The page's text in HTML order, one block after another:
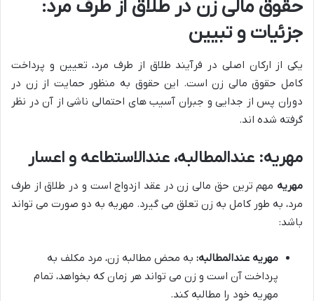
حقوق مالی زن در طلاق از طرف مرد:
جزئیات و تبیین
یکی از ارکان اصلی در فرآیند طلاق از طرف مرد، تعیین و پرداخت
کامل حقوق مالی زن است. این حقوق به منظور حمایت از زن در
دوران پس از جدایی و جبران آسیب های احتمالی ناشی از آن در نظر
گرفته شده اند.
مهریه: عندالمطالبه، عندالاستطاعه و اعسار
مهریه مهم ترین حق مالی زن در عقد ازدواج است و در طلاق از طرف
مرد، به طور کامل به زن تعلق می گیرد. مهریه به دو صورت می تواند
باشد:
مهریه عندالمطالبه: به محض مطالبه زن، مرد مکلف به
پرداخت آن است و زن می تواند هر زمان که بخواهد، تمام
مهریه خود را مطالبه کند.